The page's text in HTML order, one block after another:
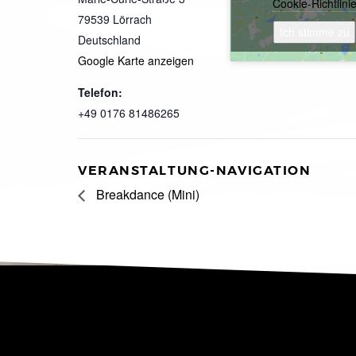
79539 Lörrach
Deutschland
Google Karte anzeigen
Telefon:
+49 0176 81486265
Cookie-Richtlinie
VERANSTALTUNG-NAVIGATION
Breakdance (Mini)